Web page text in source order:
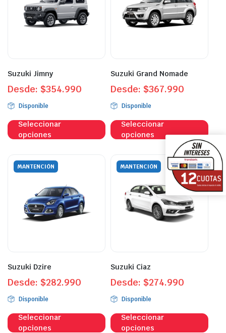
Suzuki Jimny
Desde: $354.990
Disponible
Seleccionar
opciones
producto
tiene
variantes.
opciones
pueden
página
producto
Suzuki Grand Nomade
Desde: $367.990
Disponible
Seleccionar
opciones
Las
MANTENCIÓN
Suzuki Dzire
Desde: $282.990
Disponible
Seleccionar
opciones
producto
MANTENCIÓN
Suzuki Ciaz
Desde: $274.990
Disponible
Seleccionar
opciones